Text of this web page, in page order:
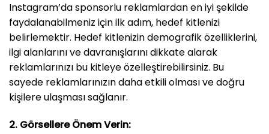
Instagram’da sponsorlu reklamlardan en iyi şekilde
faydalanabilmeniz için ilk adım, hedef kitlenizi
belirlemektir. Hedef kitlenizin demografik özelliklerini,
ilgi alanlarını ve davranışlarını dikkate alarak
reklamlarınızı bu kitleye özelleştirebilirsiniz. Bu
sayede reklamlarınızın daha etkili olması ve doğru
kişilere ulaşması sağlanır.
2. Görsellere Önem Verin: